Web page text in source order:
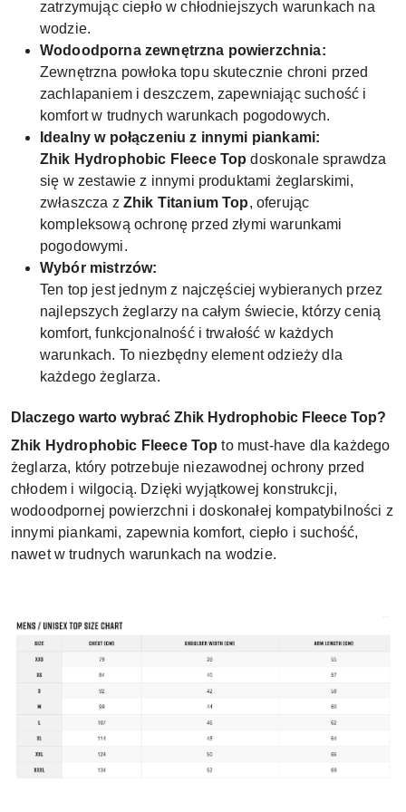
zatrzymując ciepło w chłodniejszych warunkach na
wodzie.
Wodoodporna zewnętrzna powierzchnia:
Zewnętrzna powłoka topu skutecznie chroni przed
zachlapaniem i deszczem, zapewniając suchość i
komfort w trudnych warunkach pogodowych.
Idealny w połączeniu z innymi piankami:
Zhik Hydrophobic Fleece Top doskonale sprawdza
się w zestawie z innymi produktami żeglarskimi,
zwłaszcza z Zhik Titanium Top, oferując
kompleksową ochronę przed złymi warunkami
pogodowymi.
Wybór mistrzów:
Ten top jest jednym z najczęściej wybieranych przez
najlepszych żeglarzy na całym świecie, którzy cenią
komfort, funkcjonalność i trwałość w każdych
warunkach. To niezbędny element odzieży dla
każdego żeglarza.
Dlaczego warto wybrać Zhik Hydrophobic Fleece Top?
Zhik Hydrophobic Fleece Top to must-have dla każdego
żeglarza, który potrzebuje niezawodnej ochrony przed
chłodem i wilgocią. Dzięki wyjątkowej konstrukcji,
wodoodpornej powierzchni i doskonałej kompatybilności z
innymi piankami, zapewnia komfort, ciepło i suchość,
nawet w trudnych warunkach na wodzie.